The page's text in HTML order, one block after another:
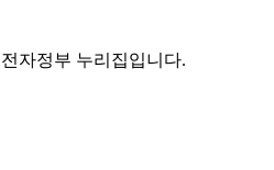
자정부 누리집입니다.